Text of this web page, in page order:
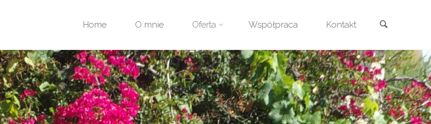
treści
Home O mnie Oferta Współpraca Kontakt